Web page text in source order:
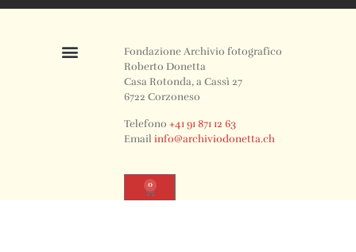
Fondazione Archivio fotografico
Roberto Donetta
Casa Rotonda, a Cassì 27
6722 Corzoneso
Telefono+41 91 871 12 63
Emailinfo@archiviodonetta.ch
0